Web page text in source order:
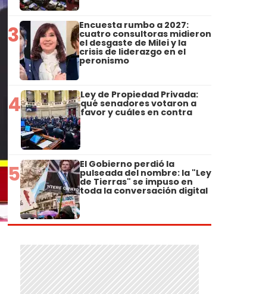
3 Encuesta rumbo a 2027:
cuatro consultoras midieron
el desgaste de Milei y la
crisis de liderazgo en el
peronismo
4 Ley de Propiedad Privada:
qué senadores votaron a
favor y cuáles en contra
5 El Gobierno perdió la
pulseada del nombre: la "Ley
de Tierras" se impuso en
toda la conversación digital